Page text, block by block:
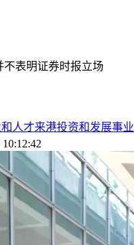
不表明证券时报立场
人才来港投资和发展事业
10:12:42